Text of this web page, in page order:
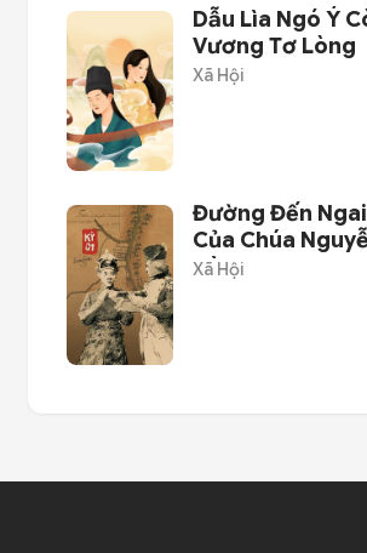
Dẫu Lìa Ngó Ý
Vương Tơ Lòng
Xã Hội
Đường Đến
Của Chúa
Cùng
Xã Hội